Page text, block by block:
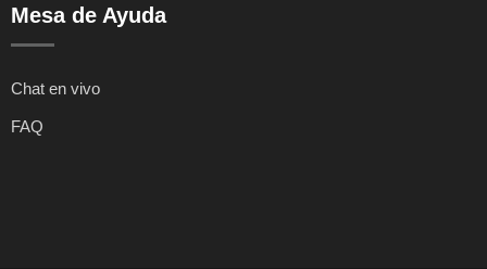
Mesa de Ayuda
Chat en vivo
FAQ